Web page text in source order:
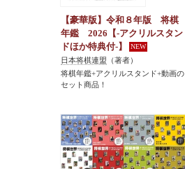
【豪華版】令和８年版 将棋
年鑑 2026【-アクリルスタン
ドほか特典付-】
日本将棋連盟 （著者）
将棋年鑑+アクリルスタンド+動画の
セット商品！